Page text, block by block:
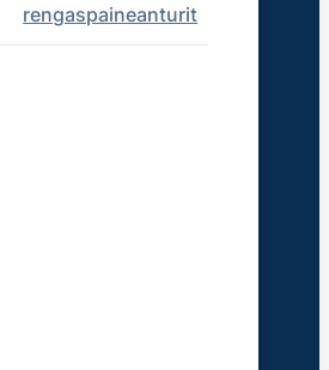
rengaspaineanturit